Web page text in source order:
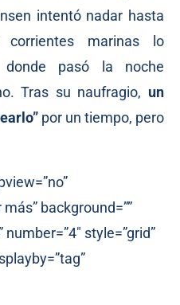
intentó nadar hasta
marinas lo
donde pasó la noche
Tras su naufragio, un
por un tiempo, pero
background=””
number=”4″ style=”grid”